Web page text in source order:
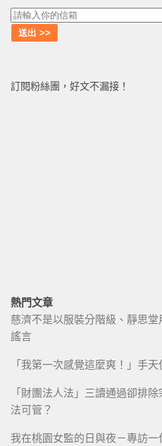
訂閱粉絲團，好文不漏接！
熱門文章
慈濟不是以服裝分階級、靜思
謠言
「我第一次感覺這麼爽！」手
「財團法人法」三讀通過卻排
法可管？
我在桃園女監的日與夜－專訪